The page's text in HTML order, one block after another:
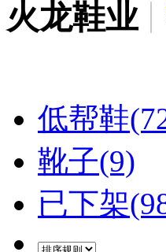
火龙鞋业
低帮鞋
靴子(9)
已下架